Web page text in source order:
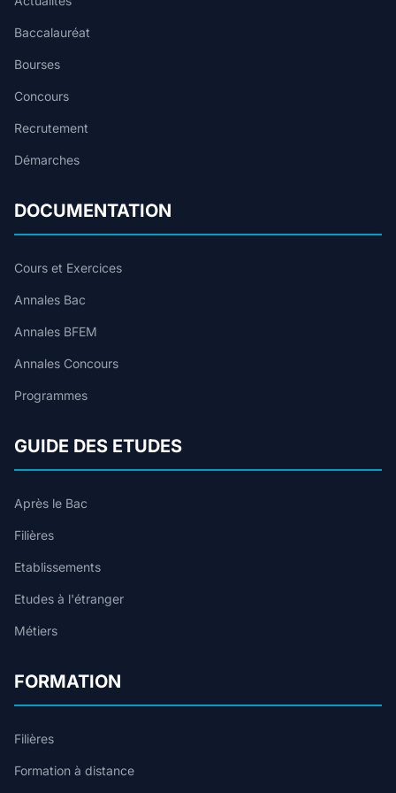
Baccalauréat
Bourses
Concours
Recrutement
Démarches
DOCUMENTATION
Cours et Exercices
Annales Bac
Annales BFEM
Annales Concours
Programmes
GUIDE DES ETUDES
Après le Bac
Filières
Etablissements
Etudes à l'étranger
Métiers
FORMATION
Filières
Formation à distance